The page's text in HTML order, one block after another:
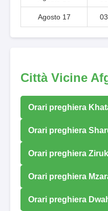
Agosto 17
Città Vicine
Orari preghiera
Orari preghiera
Orari preghiera
Orari preghiera
Orari preghiera